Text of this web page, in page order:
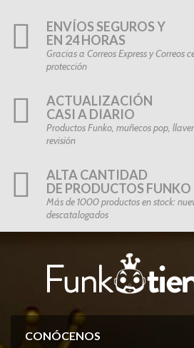
ENVÍOS SEGUROS Y
EN 24 HORAS
Gracias a Correos Express y Correos
protección
ACTUALIZACIÓN
CASI A DIARIO
Productos Funko, muñecos pop,
revisión
ALTA CANTIDAD
DE PRODUCTOS FUNKO
Más de 1000 productos en stock:
descatalogados
CONÓCENOS